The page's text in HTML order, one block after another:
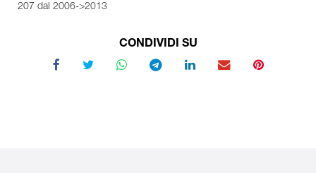
207 dal 2006->2013
CONDIVIDI SU